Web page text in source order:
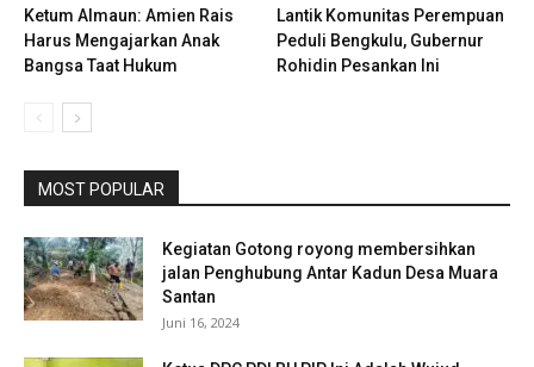
Ketum Almaun: Amien Rais
Harus Mengajarkan Anak
Bangsa Taat Hukum
Lantik Komunitas Perempuan
Peduli Bengkulu, Gubernur
Rohidin Pesankan Ini
MOST POPULAR
Kegiatan Gotong royong membersihkan
jalan Penghubung Antar Kadun Desa Muara
Santan
Juni 16, 2024